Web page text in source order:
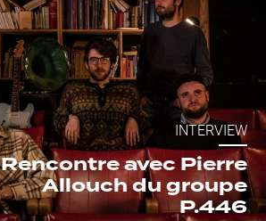
INTERVIEW
Rencontre avec Pierre
Allouch du groupe
P.446